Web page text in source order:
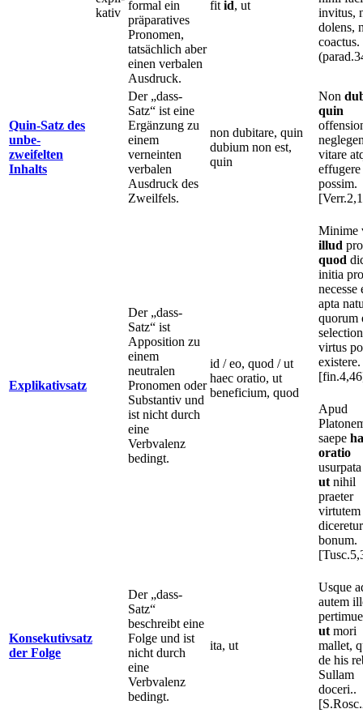
kativ
formal ein
präparatives
Pronomen,
tatsächlich aber
einen verbalen
Ausdruck.
fit id, ut
invitus,
dolens,
coactus.
Quin-Satz des
unbe-
zweifelten
Inhalts
Der „dass-
Satz“ ist eine
Ergänzung zu
einem
verneinten
verbalen
Ausdruck des
Zweilfels.
non dubitare, quin
dubium non est,
quin
Non
quin
vitare
possim.
Explikativsatz
Der „dass-
Satz“ ist
Apposition zu
einem
neutralen
Pronomen oder
Substantiv und
ist nicht durch
eine
Verbvalenz
bedingt.
id / eo, quod / ut
haec oratio, ut
beneficium, quod
Minime
illud
quod
initia
necesse
apta
quorum
virtus
existere.
Apud
saepe
oratio
ut nihil
praeter
virtutem
diceretur
bonum.
Konsekutivsatz
der Folge
Der „dass-
Satz“
beschreibt eine
Folge und ist
nicht durch
eine
Verbvalenz
bedingt.
ita, ut
Usque
autem
ut mori
mallet,
de his
Sullam
doceri..